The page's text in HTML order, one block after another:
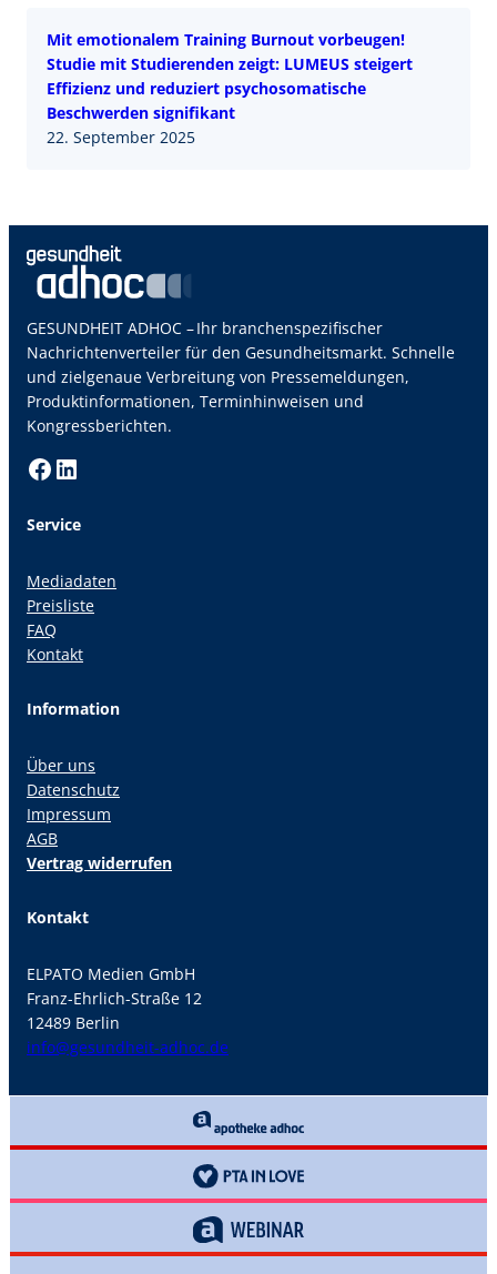
Mit emotionalem Training Burnout vorbeugen!
Studie mit Studierenden zeigt: LUMEUS steigert
Effizienz und reduziert psychosomatische
Beschwerden signifikant
22. September 2025
GESUNDHEIT ADHOC – Ihr branchenspezifischer
Nachrichtenverteiler für den Gesundheitsmarkt. Schnelle
und zielgenaue Verbreitung von Pressemeldungen,
Produktinformationen, Terminhinweisen und
Kongressberichten.
Facebook LinkedIn
Service
Mediadaten
Preisliste
FAQ
Kontakt
Information
Über uns
Datenschutz
Impressum
AGB
Vertrag widerrufen
Kontakt
ELPATO Medien GmbH
Franz-Ehrlich-Straße 12
12489 Berlin
info@gesundheit-adhoc.de